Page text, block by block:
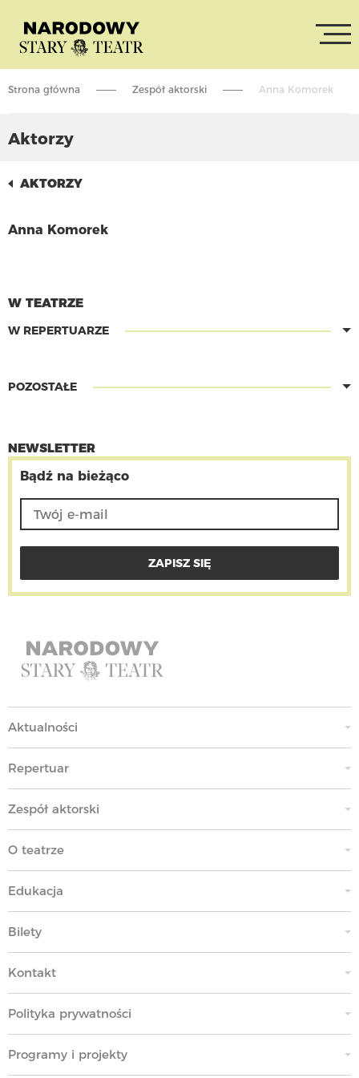
Strona główna Zespół aktorski Anna Komorek
Aktorzy
AKTORZY
Anna Komorek
W TEATRZE
W REPERTUARZE
POZOSTAŁE
NEWSLETTER
Bądź na bieżąco
Aktualności
Repertuar
Zespół aktorski
O teatrze
Edukacja
Bilety
Kontakt
Polityka prywatności
Programy i projekty